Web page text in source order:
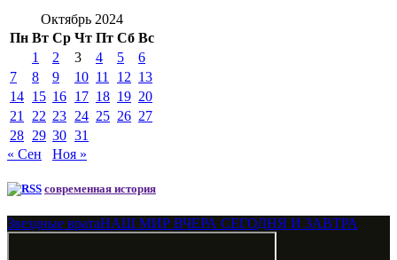
Октябрь 2024
Пн Вт Ср Чт Пт Сб Вс
1
2 3 4 5
6
7
8 9 10 11 12 13
14 15 16 17 18 19 20
21
22 23 24 25 26 27
28 29 30 31
« Сен
Ноя »
современная история
Звездные вратаНАШ МИР ВЧЕРА СЕГОДНЯ И ЗАВТРА